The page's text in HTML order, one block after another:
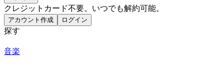
クレジットカード不要。いつでも解約可能。
アカウント作成 ログイン
探す
音楽